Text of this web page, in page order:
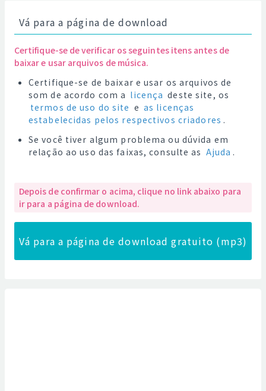
Vá para a página de download
Certifique-se de verificar os seguintes itens antes de
baixar e usar arquivos de música.
Certifique-se de baixar e usar os arquivos de
som de acordo com a licença deste site, os
termos de uso do site e as licenças
estabelecidas pelos respectivos criadores .
Se você tiver algum problema ou dúvida em
relação ao uso das faixas, consulte as Ajuda .
Depois de confirmar o acima, clique no link abaixo para
ir para a página de download.
Vá para a página de download gratuito (mp3)